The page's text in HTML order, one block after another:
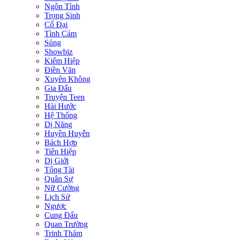
Ngôn Tình
Trọng Sinh
Cổ Đại
Tình Cảm
Sủng
Showbiz
Kiếm Hiệp
Điền Văn
Xuyên Không
Gia Đấu
Truyện Teen
Hài Hước
Hệ Thống
Dị Năng
Huyền Huyễn
Bách Hợp
Tiên Hiệp
Dị Giới
Tổng Tài
Quân Sự
Nữ Cường
Lịch Sử
Ngược
Cung Đấu
Quan Trường
Trinh Thám